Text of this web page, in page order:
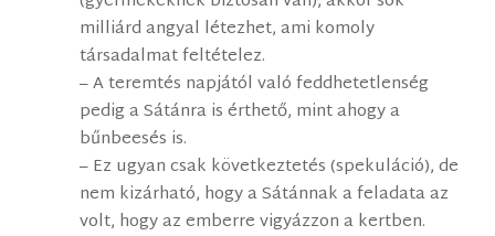
milliárd angyal létezhet, ami komoly
társadalmat feltételez.
– A teremtés napjától való feddhetetlenség
pedig a Sátánra is érthető, mint ahogy a
bűnbeesés is.
– Ez ugyan csak következtetés (spekuláció), de
nem kizárható, hogy a Sátánnak a feladata az
volt, hogy az emberre vigyázzon a kertben.